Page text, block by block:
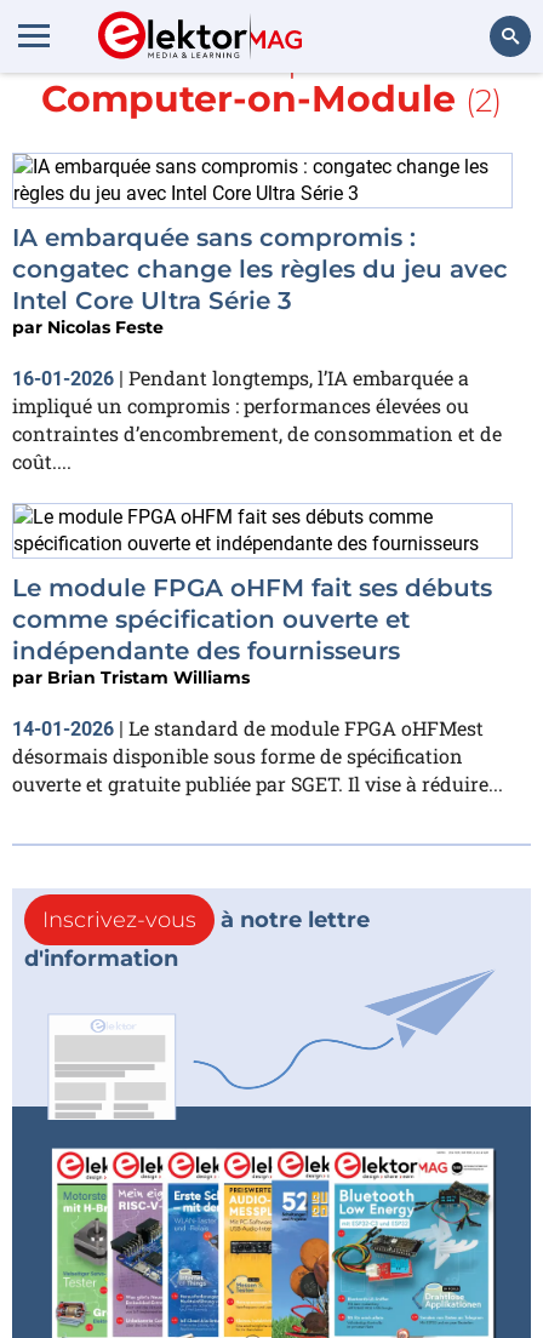
Rechercher
En savoir plus sur
Computer-on-Module (2)
IA embarquée sans compromis :
congatec change les règles du jeu avec
Intel Core Ultra Série 3
par Nicolas Feste
16-01-2026 | Pendant longtemps, l’IA embarquée a
impliqué un compromis : performances élevées ou
contraintes d’encombrement, de consommation et de
coût....
Le module FPGA oHFM fait ses débuts
comme spécification ouverte et
indépendante des fournisseurs
par Brian Tristam Williams
14-01-2026 | Le standard de module FPGA oHFMest
désormais disponible sous forme de spécification
ouverte et gratuite publiée par SGET. Il vise à réduire...
Inscrivez-vous
à notre lettre
d'information